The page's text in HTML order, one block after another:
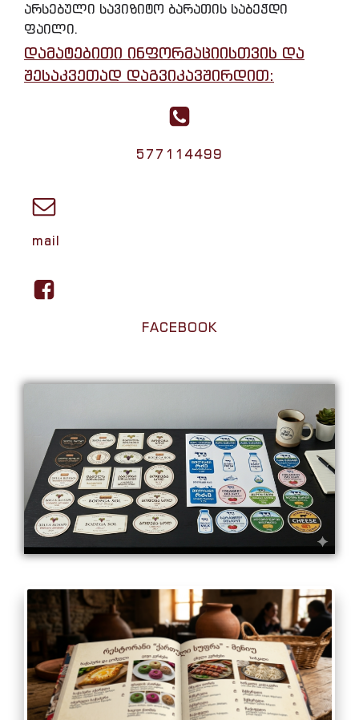
არსებული სავიზიტო ბარათის საბეჭდი
ფაილი.
დამატებითი ინფორმაციისთვის და
შესაკვეთად დაგვიკავშირდით:
577114499
mail
FACEBOOK